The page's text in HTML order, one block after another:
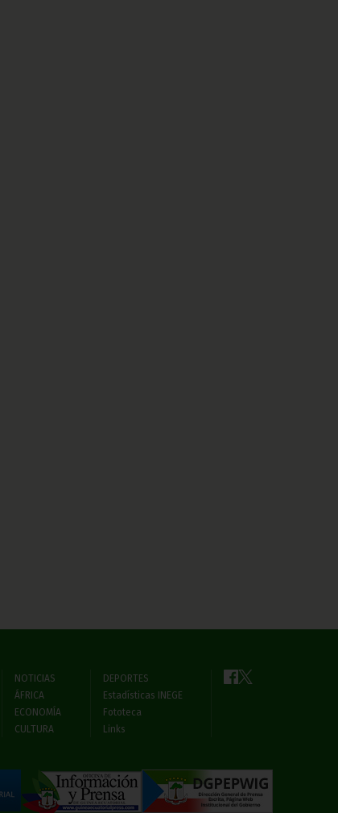
NOTICIAS
ÁFRICA
ECONOMÍA
CULTURA
DEPORTES
Estadísticas INEGE
Fototeca
Links